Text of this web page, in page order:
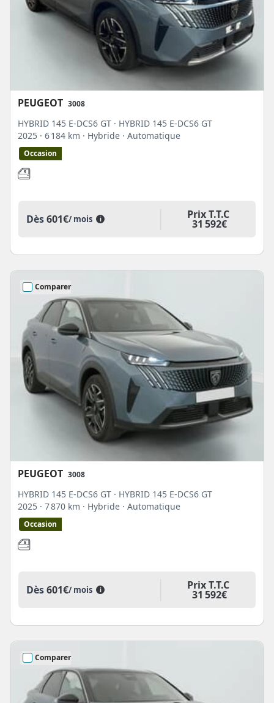
PEUGEOT 3008
HYBRID 145 E-DCS6 GT · HYBRID 145 E-DCS6 GT
2025 · 6 184 km · Hybride · Automatique
Occasion
Dès601€/ mois i Prix T.T.C
31 592€
Comparer
PEUGEOT 3008
HYBRID 145 E-DCS6 GT · HYBRID 145 E-DCS6 GT
2025 · 7 870 km · Hybride · Automatique
Occasion
Dès601€/ mois i Prix T.T.C
31 592€
Comparer